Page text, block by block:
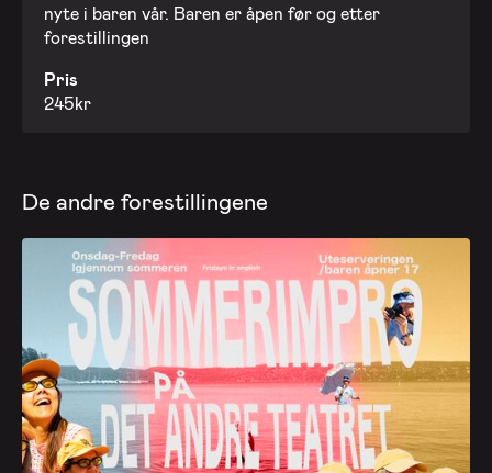
nyte i baren vår. Baren er åpen før og etter
forestillingen
Pris
245kr
De andre forestillingene